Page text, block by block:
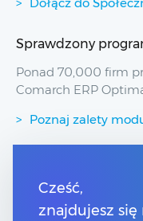
Sprawdzony
Ponad 70,000 firm
Comarch ERP
Poznaj zalety
Przydatne linki
Spis treści
Cześć,
znajdujesz